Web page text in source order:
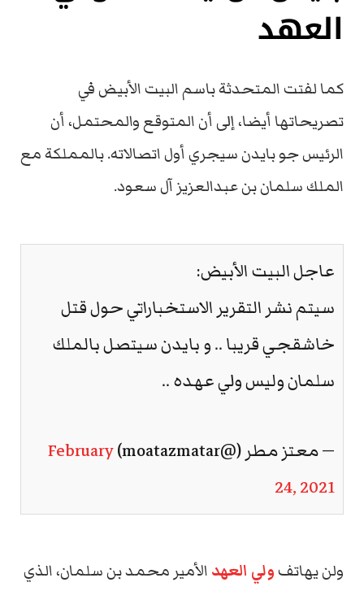
العهد
كما لفتت المتحدثة باسم البيت الأبيض في
تصريحاتها أيضا، إلى أن المتوقع والمحتمل، أن
الرئيس جو بايدن سيجري أول اتصالاته. بالمملكة مع
الملك سلمان بن عبدالعزيز آل سعود.
عاجل البيت الأبيض:
سيتم نشر التقرير الاستخباراتي حول قتل
خاشقجي قريبا .. و بايدن سيتصل بالملك
سلمان وليس ولي عهده ..
— معتز مطر (@moatazmatar)
February
24, 2021
ولن يهاتفولي العهد الأمير محمد بن سلمان، الذي